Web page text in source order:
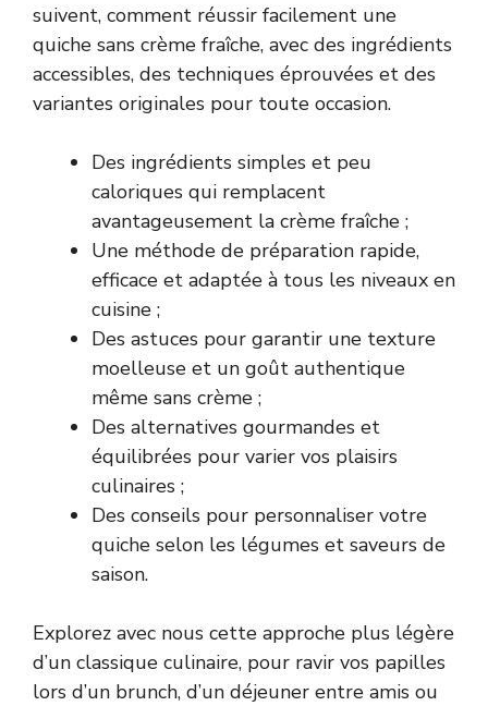
suivent, comment réussir facilement une
quiche sans crème fraîche, avec des ingrédients
accessibles, des techniques éprouvées et des
variantes originales pour toute occasion.
Des ingrédients simples et peu
caloriques qui remplacent
avantageusement la crème fraîche ;
Une méthode de préparation rapide,
efficace et adaptée à tous les niveaux en
cuisine ;
Des astuces pour garantir une texture
moelleuse et un goût authentique
même sans crème ;
Des alternatives gourmandes et
équilibrées pour varier vos plaisirs
culinaires ;
Des conseils pour personnaliser votre
quiche selon les légumes et saveurs de
saison.
Explorez avec nous cette approche plus légère
d’un classique culinaire, pour ravir vos papilles
lors d’un brunch, d’un déjeuner entre amis ou